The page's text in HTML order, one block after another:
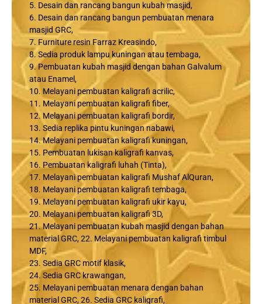
5. Desain dan rancang bangun kubah masjid,
6. Desain dan rancang bangun pembuatan menara
masjid GRC,
7. Furniture resin Farraz Kreasindo,
8. Sedia produk lampu kuningan atau tembaga,
9. Pembuatan kubah masjid dengan bahan Galvalum
atau Enamel,
10. Melayani pembuatan kaligrafi acrilic,
11. Melayani pembuatan kaligrafi fiber,
12. Melayani pembuatan kaligrafi bordir,
13. Sedia replika pintu kuningan nabawi,
14. Melayani pembuatan kaligrafi kuningan,
15. Pembuatan lukisan kaligrafi kanvas,
16. Pembuatan kaligrafi luhah (Tinta),
17. Melayani pembuatan kaligrafi Mushaf AlQuran,
18. Melayani pembuatan kaligrafi tembaga,
19. Melayani pembuatan kaligrafi ukir kayu,
20. Melayani pembuatan kaligrafi 3D,
21. Melayani pembuatan kubah masjid dengan bahan
material GRC, 22. Melayani pembuatan kaligrafi timbul
MDF,
23. Sedia GRC motif klasik,
24. Sedia GRC krawangan,
25. Melayani pembuatan menara dengan bahan
material GRC, 26. Sedia GRC kaligrafi,